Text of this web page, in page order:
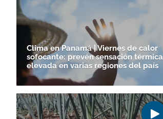
Clima en Panamá | Viernes de calor
sofocante: prevén sensación térmica
elevada en varias regiones del país